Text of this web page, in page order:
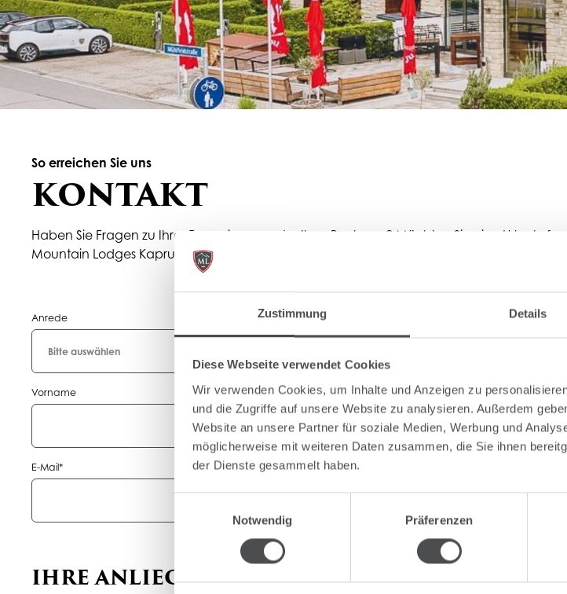
Zustimmung Details
Diese Webseite verwendet Cookies
Wir verwenden Cookies, um Inhalte und Anzeigen zu
und die Zugriffe auf unsere Website zu analysieren. Außerdem
Website an unsere Partner für soziale Medien, Werbung und
möglicherweise mit weiteren Daten zusammen, die Sie ihnen
der Dienste gesammelt haben.
Notwendig
Präferenzen
So erreichen Sie uns
KONTAKT
Haben Sie Fragen zu Ihrer Reservierung oder Ihrer Buchung? Möchten Sie eine
Mountain Lodges Kaprun senden? Kontaktieren Sie uns gerne über unser
Anrede
Vorname
Pflichtfeld
E-Mail*
IHRE ANLIEGEN & WÜNSCHE